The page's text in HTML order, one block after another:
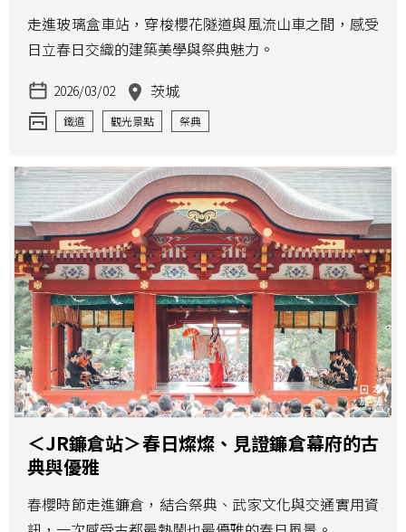
走進玻璃盒車站，穿梭櫻花隧道與風流山車之間，感受
日立春日交織的建築美學與祭典魅力。
2026/03/02 茨城
鐵道 觀光景點 祭典
＜JR鐮倉站＞春日燦燦、見證鐮倉幕府的古
典與優雅
春櫻時節走進鐮倉，結合祭典、武家文化與交通實用資